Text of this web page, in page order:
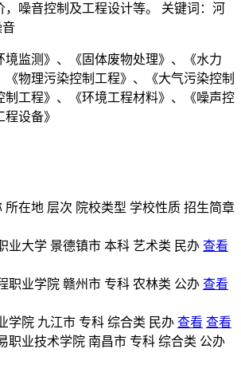
，噪音控制及工程设计等。 关键词：河
音
监测》、《固体废物处理》、《水力
《物理污染控制工程》、《大气污染控制
制工程》、《环境工程材料》、《噪声控
设备》
所在地 层次 院校类型 学校性质 招生简章
业大学 景德镇市 本科 艺术类 民办 查看
职业学院 赣州市 专科 农林类 公办 查看
学院 九江市 专科 综合类 民办 查看 查看
职业技术学院 南昌市 专科 综合类 公办